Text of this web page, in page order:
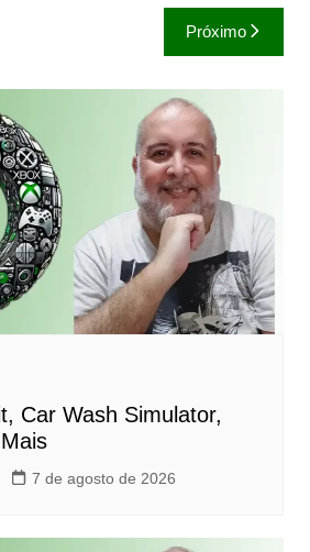
Próximo
Car Wash Simulator,
7 de agosto de 2026